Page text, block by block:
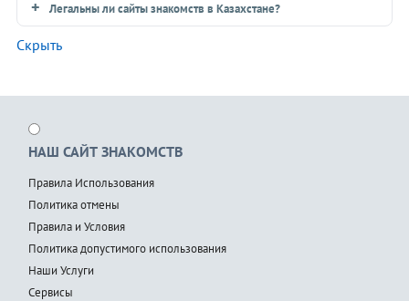
Легальны ли сайты знакомств в Казахстане?
Скрыть
НАШ САЙТ ЗНАКОМСТВ
Правила Использования
Политика отмены
Правила и Условия
Политика допустимого использования
Наши Услуги
Сервисы